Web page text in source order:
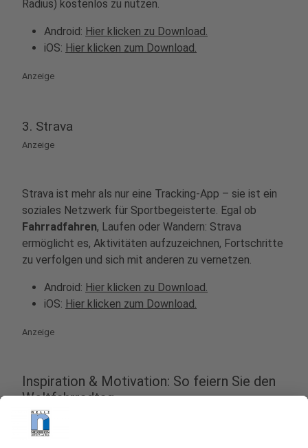
Radius) kostenlos zu nutzen.
Android: Hier klicken zu Download.
iOS: Hier klicken zum Download.
Anzeige
3. Strava
Anzeige
Strava ist mehr als nur eine Tracking-App – sie ist ein
soziales Netzwerk für Sportbegeisterte. Egal ob
Fahrradfahren, Laufen oder Wandern: Strava
ermöglicht es, Aktivitäten aufzuzeichnen, Fortschritte
zu verfolgen und sich mit anderen zu vernetzen.
Android: Hier klicken zu Download.
iOS: Hier klicken zum Download.
Anzeige
Inspiration & Motivation: So feiern Sie den
Weltfahrradtag
Anzeige